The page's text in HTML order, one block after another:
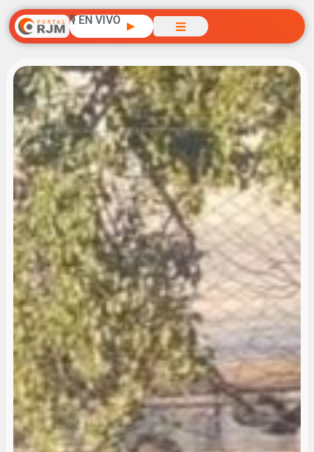
🎙️ EN VIVO ▶